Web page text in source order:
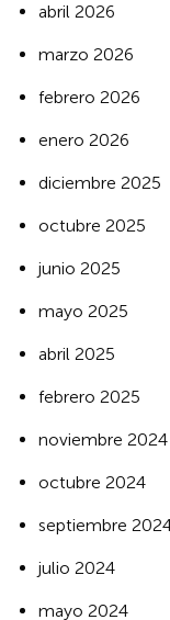
abril 2026
marzo 2026
febrero 2026
enero 2026
diciembre 2025
octubre 2025
junio 2025
mayo 2025
abril 2025
febrero 2025
noviembre 2024
octubre 2024
septiembre
julio 2024
mayo 2024